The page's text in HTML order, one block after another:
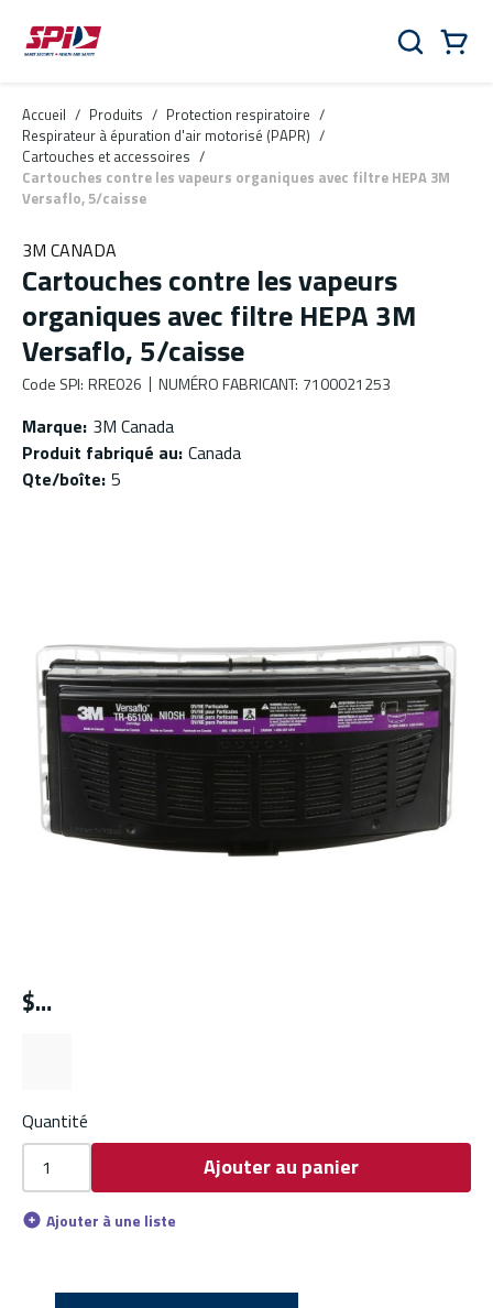
Aller au contenu principal
Skip to menu
Skip to footer
Rechercher
Accueil / Produits / Protection respiratoire /
Respirateur à épuration d'air motorisé (PAPR) /
Cartouches et accessoires /
Cartouches contre les vapeurs organiques avec filtre HEPA 3M
Versaflo, 5/caisse
3M CANADA
Cartouches contre les vapeurs
organiques avec filtre HEPA 3M
Versaflo, 5/caisse
Code SPI: RRE026 NUMÉRO FABRICANT: 7100021253
Marque: 3M Canada
Produit fabriqué au: Canada
Qte/boîte: 5
$
Quantité
Ajouter au panier
Ajouter à une liste